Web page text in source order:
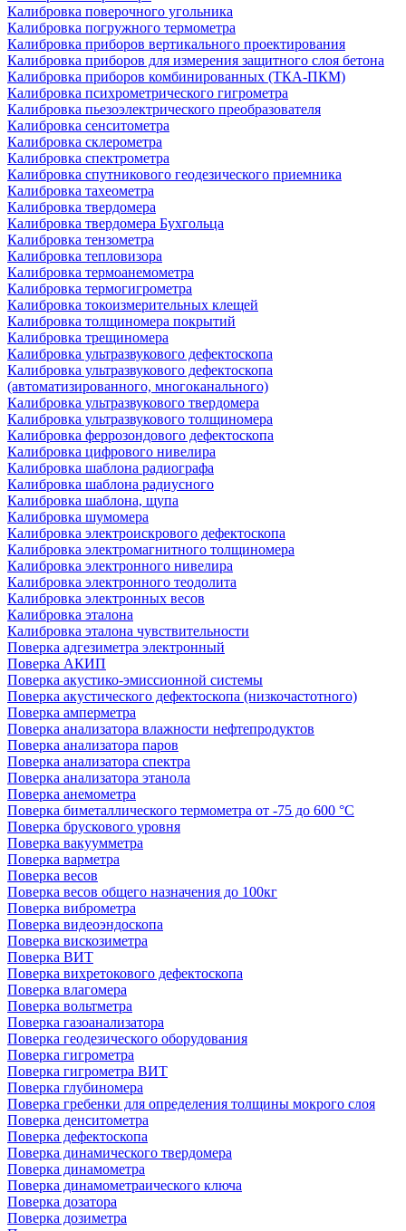
Калибровка поверочного угольника
Калибровка погружного термометра
Калибровка приборов вертикального проектирования
Калибровка приборов для измерения защитного слоя бетона
Калибровка приборов комбинированных (ТКА-ПКМ)
Калибровка психрометрического гигрометра
Калибровка пьезоэлектрического преобразователя
Калибровка сенситометра
Калибровка склерометра
Калибровка спектрометра
Калибровка спутникового геодезического приемника
Калибровка тахеометра
Калибровка твердомера
Калибровка твердомера Бухгольца
Калибровка тензометра
Калибровка тепловизора
Калибровка термоанемометра
Калибровка термогигрометра
Калибровка токоизмерительных клещей
Калибровка толщиномера покрытий
Калибровка трещиномера
Калибровка ультразвукового дефектоскопа
Калибровка ультразвукового дефектоскопа
(автоматизированного, многоканального)
Калибровка ультразвукового твердомера
Калибровка ультразвукового толщиномера
Калибровка феррозондового дефектоскопа
Калибровка цифрового нивелира
Калибровка шаблона радиографа
Калибровка шаблона радиусного
Калибровка шаблона, щупа
Калибровка шумомера
Калибровка электроискрового дефектоскопа
Калибровка электромагнитного толщиномера
Калибровка электронного нивелира
Калибровка электронного теодолита
Калибровка электронных весов
Калибровка эталона
Калибровка эталона чувствительности
Поверка адгезиметра электронный
Поверка АКИП
Поверка акустико-эмиссионной системы
Поверка акустического дефектоскопа (низкочастотного)
Поверка амперметра
Поверка анализатора влажности нефтепродуктов
Поверка анализатора паров
Поверка анализатора спектра
Поверка анализатора этанола
Поверка анемометра
Поверка биметаллического термометра от -75 до 600 °С
Поверка брускового уровня
Поверка вакуумметра
Поверка варметра
Поверка весов
Поверка весов общего назначения до 100кг
Поверка виброметра
Поверка видеоэндоскопа
Поверка вискозиметра
Поверка ВИТ
Поверка вихретокового дефектоскопа
Поверка влагомера
Поверка вольтметра
Поверка газоанализатора
Поверка геодезического оборудования
Поверка гигрометра
Поверка гигрометра ВИТ
Поверка глубиномера
Поверка гребенки для определения толщины мокрого слоя
Поверка денситометра
Поверка дефектоскопа
Поверка динамического твердомера
Поверка динамометра
Поверка динамометраического ключа
Поверка дозатора
Поверка дозиметра